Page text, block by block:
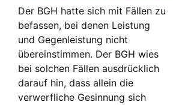
Der BGH hatte sich mit Fällen zu
befassen, bei denen Leistung
und Gegenleistung nicht
übereinstimmen. Der BGH wies
bei solchen Fällen ausdrücklich
darauf hin, dass allein die
verwerfliche Gesinnung sich